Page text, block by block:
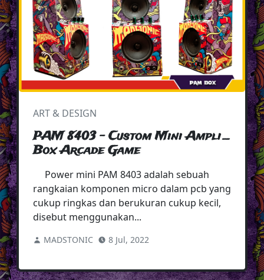
ART & DESIGN
PAM 8403 - Custom Mini Ampli _
Box Arcade Game
Power mini PAM 8403 adalah sebuah
rangkaian komponen micro dalam pcb yang
cukup ringkas dan berukuran cukup kecil,
disebut menggunakan...
MADSTONIC 8 Jul, 2022